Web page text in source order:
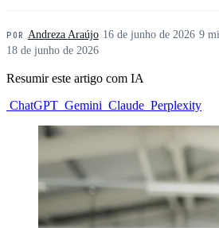
POR Andreza Araújo· 16 de junho de 2026· 9
18 de junho de 2026
Resumir este artigo com IA
ChatGPT Gemini Claude Perplexity